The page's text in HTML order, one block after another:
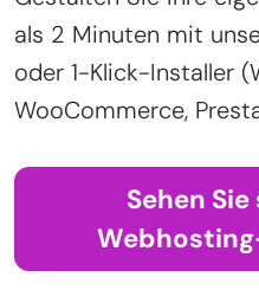
als 2 Minuten mit
oder 1-Klick-Installer
WooCommerce,
Sehen